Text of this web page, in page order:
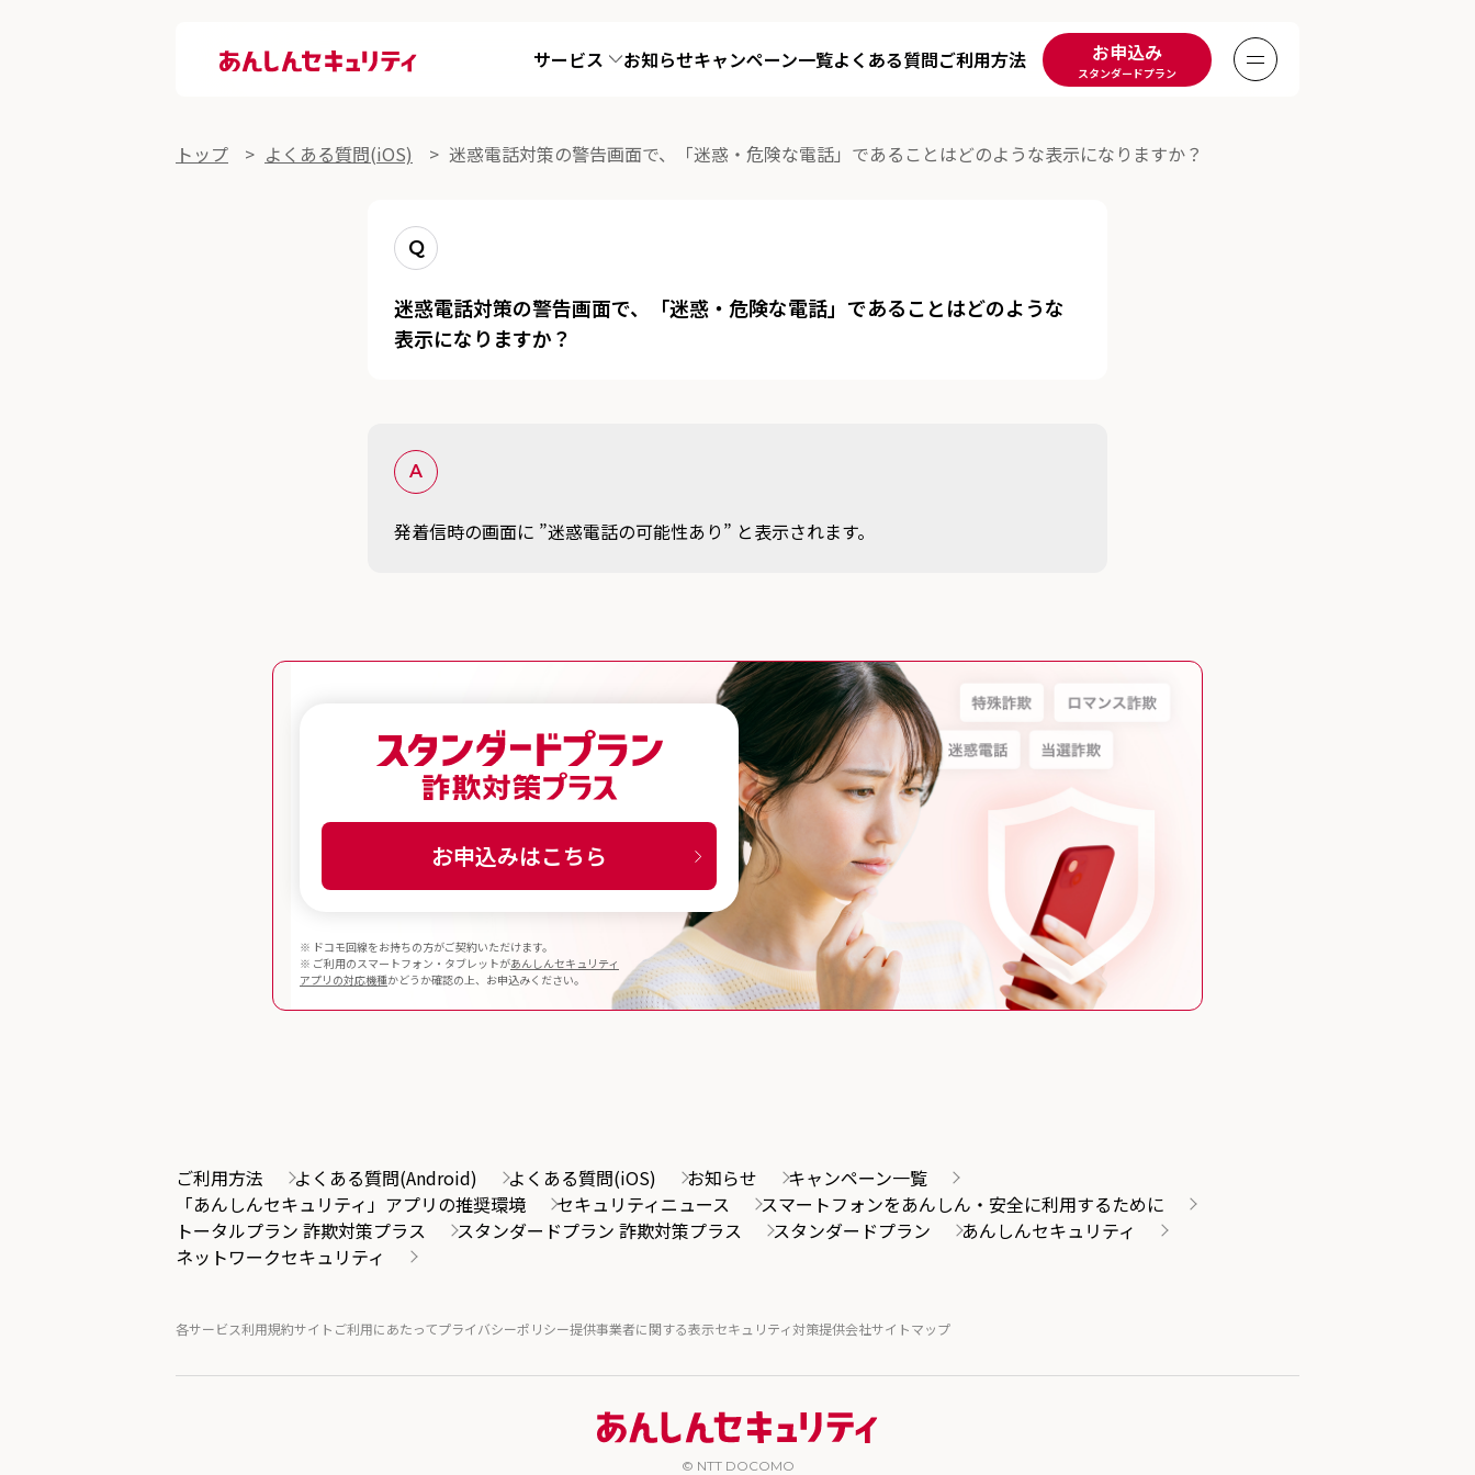
あんしんセキュリティ サービス お知らせキャンペーン一覧よくある質問ご利用方法 お申込み
スタンダードプラン Menu
トップ よくある質問(iOS) 迷惑電話対策の警告画面で、「迷惑・危険な電話」であることはどのような表示になりますか？
Q
迷惑電話対策の警告画面で、「迷惑・危険な電話」であることはどのような
表示になりますか？
A
発着信時の画面に ”迷惑電話の可能性あり” と表示されます。
スタンダードプラン 詐欺対策プラス
お申込みはこちら
※ ドコモ回線をお持ちの方がご契約いただけます。
※ ご利用のスマートフォン・タブレットがあんしんセキュリティ
アプリの対応機種かどうか確認の上、お申込みください。
ご利用方法 よくある質問(Android) よくある質問(iOS) お知らせ
キャンペーン一覧
「あんしんセキュリティ」アプリの推奨環境
セキュリティニュース
スマートフォンをあんしん・安全に利用するために
トータルプラン 詐欺対策プラス
スタンダードプラン 詐欺対策プラス スタンダードプラン
あんしんセキュリティ
ネットワークセキュリティ
各サービス利用規約サイトご利用にあたってプライバシーポリシー提供事業者に関する表示セキュリティ対策提供会社サイトマップ
© NTT DOCOMO